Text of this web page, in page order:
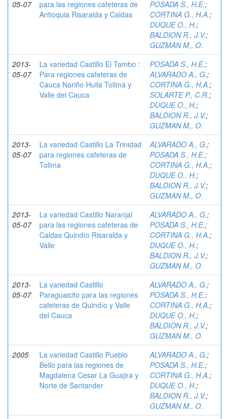
05-07
para las regiones cafeteras de
Antioquia Risaralda y Caldas
POSADA S., H.E.;
CORTINA G., H.A.;
DUQUE O., H.;
BALDION R., J.V.;
GUZMAN M., O.
2013-
05-07
La variedad Castillo El Tambo :
Para regiones cafeteras de
Cauca Nariño Huila Tolima y
Valle del Cauca
POSADA S., H.E.;
ALVARADO A., G.;
CORTINA G., H.A.;
SOLARTE P., C.R.;
DUQUE O., H.;
BALDION R., J.V.;
GUZMAN M., O.
2013-
05-07
La variedad Castillo La Trinidad
para regiones cafeteras de
Tolima
ALVARADO A., G.;
POSADA S., H.E.;
CORTINA G., H.A.;
DUQUE O., H.;
BALDION R., J.V.;
GUZMAN M., O.
2013-
05-07
La variedad Castillo Naranjal
para las regiones cafeteras de
Caldas Quindío Risaralda y
Valle
ALVARADO A., G.;
POSADA S., H.E.;
CORTINA G., H.A.;
DUQUE O., H.;
BALDION R., J.V.;
GUZMAN M., O.
2013-
05-07
La variedad Castillo
Paraguaicito para las regiones
cafeteras de Quindío y Valle
del Cauca
ALVARADO A., G.;
POSADA S., H.E.;
CORTINA G., H.A.;
DUQUE O., H.;
BALDION R., J.V.;
GUZMAN M., O.
2005
La variedad Castillo Pueblo
Bello para las regiones de
Magdalena Cesar La Guajira y
Norte de Santander
ALVARADO A., G.;
POSADA S., H.E.;
CORTINA G., H.A.;
DUQUE O., H.;
BALDION R., J.V.;
GUZMAN M., O.